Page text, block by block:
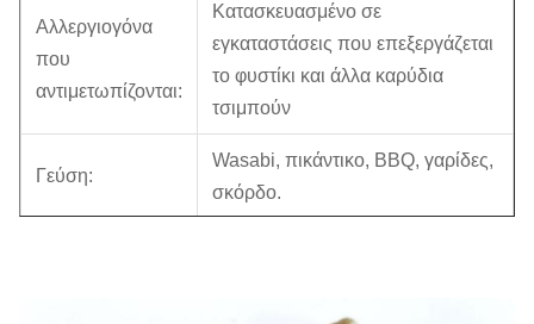
Αλλεργιογόνα
που
αντιμετωπίζονται:
Κατασκευασμένο σε
εγκαταστάσεις που επεξεργάζεται
το φυστίκι και άλλα καρύδια
τσιμπούν
Γεύση:
Wasabi, πικάντικο, BBQ, γαρίδες,
σκόρδο.